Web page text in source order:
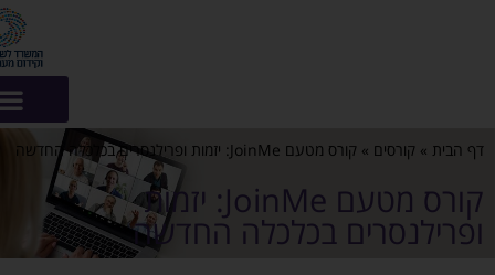
קורס מטעם JoinMe: יזמות
החדשה